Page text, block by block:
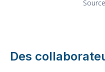
Des